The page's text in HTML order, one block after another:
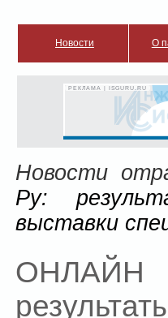
Новости О
РЕКЛАМА | ISGURU.RU
Новости
Ру:
выставки
ОНЛАЙН